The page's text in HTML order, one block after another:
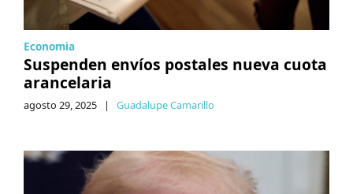
Economia
Suspenden envíos postales nueva cuota
arancelaria
agosto 29, 2025 | Guadalupe Camarillo